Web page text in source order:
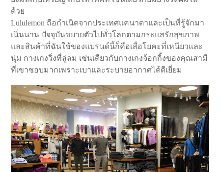
ด้วย
Lululemon ถือกำเนิดจากประเทศแคนาดาและเป็นที่รู้จักมา
เนิ่นนาน ปัจจุบันขยายตัวไปทั่วโลกตามกระแสรักสุขภาพ
และสินค้าที่ฉันใช้ของแบรนด์นี้ก็คือเสื่อโยคะที่เหนียวและ
นุ่ม กางเกงวิ่งที่ลู่ลม เช่นเดียวกับกางเกงจ้อกกิ้งของคุณสามี
ที่เขาชอบมากเพราะเบาและระบายอากาศได้ดีเยี่ยม